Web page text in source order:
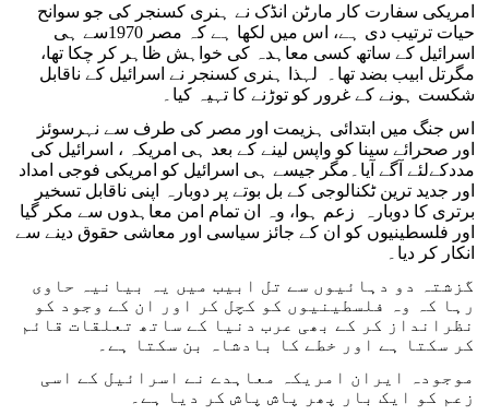
امریکی سفارت کار مارٹن انڈک نے ہنری کسنجر کی جو سوانح
حیات ترتیب دی ہے، اس میں لکھا ہے کہ مصر 1970سے ہی
اسرائیل کے ساتھ کسی معاہدہ کی خواہش ظاہر کر چکا تھا،
مگرتل ابیب بضد تھا۔ لہذا ہنری کسنجر نے اسرائیل کے ناقابل
شکست ہونے کے غرور کو توڑنے کا تہیہ کیا۔
اس جنگ میں ابتدائی ہزیمت اور مصر کی طرف سے نہرسوئز
اور صحرائے سینا کو واپس لینے کے بعد ہی امریکہ ، اسرائیل کی
مددکےلئے آگے آیا۔مگر جیسے ہی اسرائیل کو امریکی فوجی امداد
اور جدید ترین ٹکنالوجی کے بل بوتے پر دوبارہ اپنی ناقابل تسخیر
برتری کا دوبارہ زعم ہوا، وہ ان تمام امن معاہدوں سے مکر گیا
اور فلسطینیوں کو ان کے جائز سیاسی اور معاشی حقوق دینے سے
انکار کر دیا۔
گزشتہ دو دہائیوں سے تل ابیب میں یہ بیانیہ حاوی
رہا کہ وہ فلسطینیوں کو کچل کر اور ان کے وجود کو
نظرانداز کر کے بھی عرب دنیا کے ساتھ تعلقات قائم
کر سکتا ہے اور خطے کا بادشاہ بن سکتا ہے۔
موجودہ ایران امریکہ معاہدے نے اسرائیل کے اسی
زعم کو ایک بار پھر پاش پاش کر دیا ہے۔